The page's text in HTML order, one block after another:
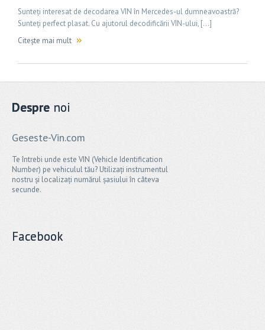
Sunteți interesat de decodarea VIN în Mercedes-ul dumneavoastră?
Sunteți perfect plasat. Cu ajutorul decodificării VIN-ului, […]
Citește mai mult
Despre noi
Geseste-Vin.com
Te întrebi unde este VIN (Vehicle Identification
Number) pe vehiculul tău? Utilizați instrumentul
nostru și localizați numărul șasiului în câteva
secunde.
Facebook